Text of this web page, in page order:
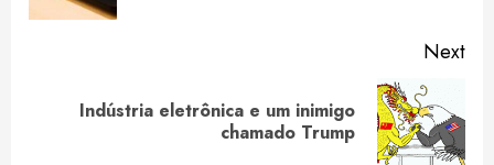
Next
Indústria eletrônica e um inimigo
chamado Trump